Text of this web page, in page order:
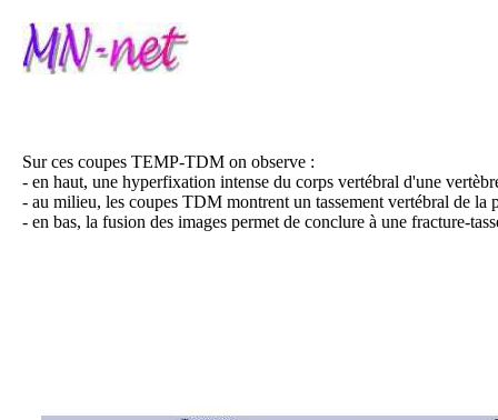
Sur ces coupes TEMP-TDM on observe :
- en haut, une hyperfixation intense du corps vertébral d'une
- au milieu, les coupes TDM montrent un tassement vertébral de la
- en bas, la fusion des images permet de conclure à une fracture-